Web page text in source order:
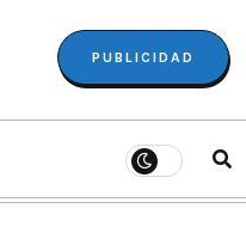
PUBLICIDAD